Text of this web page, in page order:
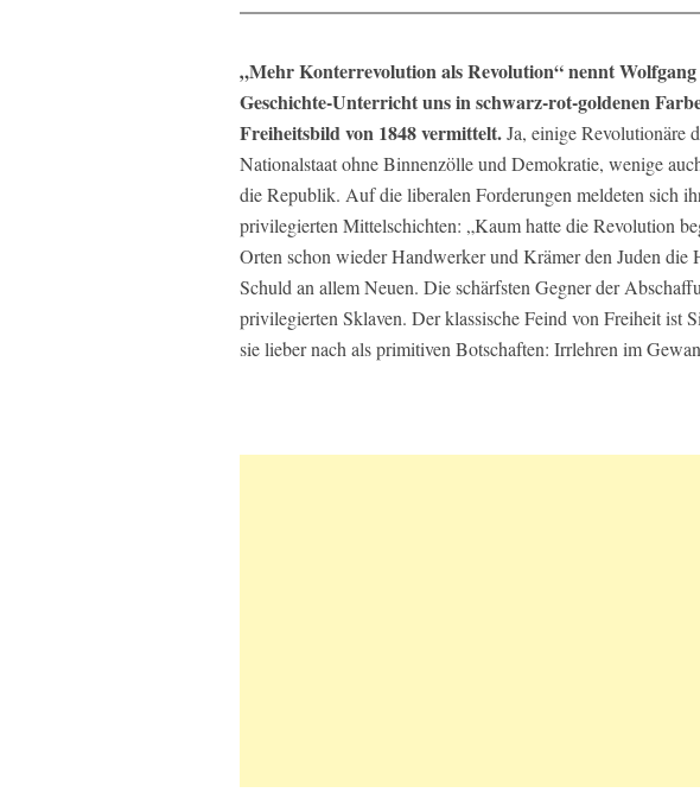
„Mehr Konterrevolution als Revolution“ nennt
Geschichte-Unterricht uns in schwarz-rot-goldenen
Freiheitsbild von 1848 vermittelt.Ja, einige Revolutionäre
Nationalstaat ohne Binnenzölle und Demokratie, wenige
die Republik. Auf die liberalen Forderungen meldeten sich
privilegierten Mittelschichten: „Kaum hatte die Revolution
Orten schon wieder Handwerker und Krämer den Juden die
Schuld an allem Neuen. Die schärfsten Gegner der
privilegierten Sklaven. Der klassische Feind von Freiheit ist
sie lieber nach als primitiven Botschaften: Irrlehren im